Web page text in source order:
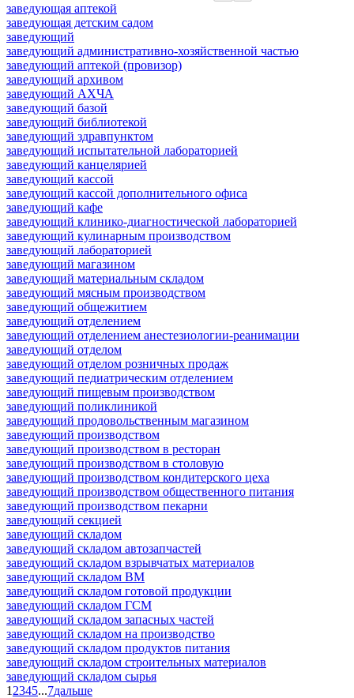
заведующая аптекой
заведующая детским садом
заведующий
заведующий административно-хозяйственной частью
заведующий аптекой (провизор)
заведующий архивом
заведующий АХЧА
заведующий базой
заведующий библиотекой
заведующий здравпунктом
заведующий испытательной лабораторией
заведующий канцелярией
заведующий кассой
заведующий кассой дополнительного офиса
заведующий кафе
заведующий клинико-диагностической лабораторией
заведующий кулинарным производством
заведующий лабораторией
заведующий магазином
заведующий материальным складом
заведующий мясным производством
заведующий общежитием
заведующий отделением
заведующий отделением анестезиологии-реанимации
заведующий отделом
заведующий отделом розничных продаж
заведующий педиатрическим отделением
заведующий пищевым производством
заведующий поликлиникой
заведующий продовольственным магазином
заведующий производством
заведующий производством в ресторан
заведующий производством в столовую
заведующий производством кондитерского цеха
заведующий производством общественного питания
заведующий производством пекарни
заведующий секцией
заведующий складом
заведующий складом автозапчастей
заведующий складом взрывчатых материалов
заведующий складом ВМ
заведующий складом готовой продукции
заведующий складом ГСМ
заведующий складом запасных частей
заведующий складом на производство
заведующий складом продуктов питания
заведующий складом строительных материалов
заведующий складом сырья
1 2345...7дальше